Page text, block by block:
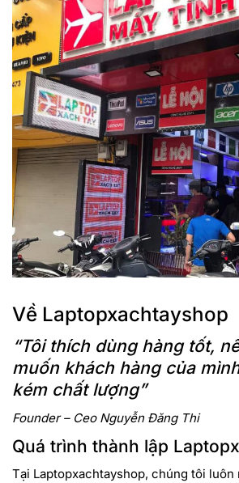
Về Laptopxachtayshop
“Tôi thích dùng hàng tốt,
muốn khách hàng của
kém chất lượng”
Founder – Ceo Nguyễn Đăng Thi
Quá trình thành lập
Tại Laptopxachtayshop, chúng tôi luôn